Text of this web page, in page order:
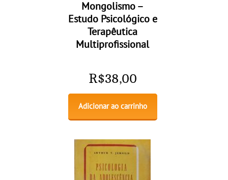
Mongolismo –
Estudo Psicológico e
Terapêutica
Multiprofissional
R$38,00
Adicionar ao carrinho